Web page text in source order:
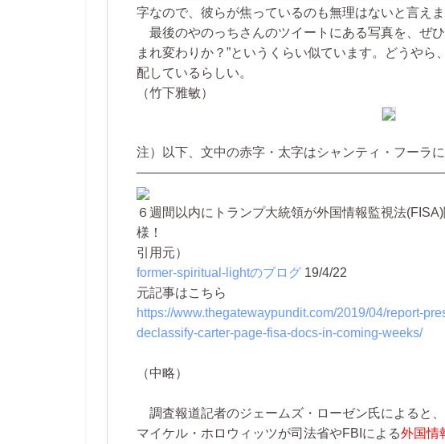
字なので、彼らが焦っているのも無理はないと言えま
最後のやのっちさんのツイートにある写真を、ぜ
まれ変わりか？”というくらい似ています。どうやら
配しているらしい。
（竹下雅敏）
注）以下、文中の赤字・太字はシャンティ・フーラに
————————————————————————
６週間以内にトランプ大統領が外国情報監視法
様！
引用元）
former-spiritual-lightのブログ 19/4/22
元記事はこちら
https://www.thegatewaypundit.com/2019/04/report-
declassify-carter-page-fisa-docs-in-coming-weeks/
（中略）
調査報道記者のジェームズ・ローゼン氏によると、
マイケル・ホロウィッツが司法省やFBIによる外国情